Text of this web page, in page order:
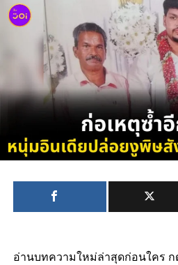
อ่านบทความใหม่ล่าสุดก่อนใคร ก